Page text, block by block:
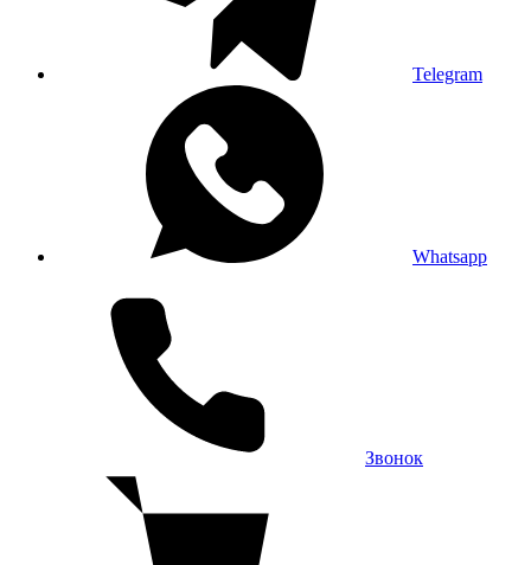
Telegram
Whatsapp
Звонок